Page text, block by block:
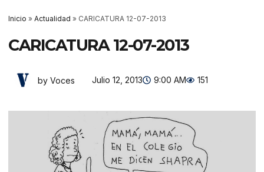
Inicio » Actualidad » CARICATURA 12-07-2013
CARICATURA 12-07-2013
by Voces Julio 12, 2013 9:00 AM 151